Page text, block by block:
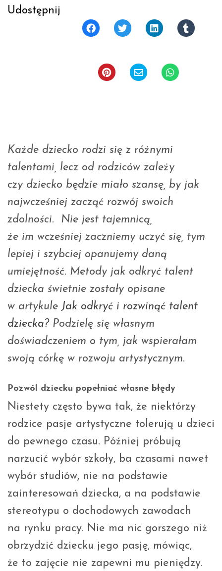
Udostępnij
Każde dziecko rodzi się z różnymi
talentami, lecz od rodziców zależy
czy dziecko będzie miało szansę, by jak
najwcześniej zacząć rozwój swoich
zdolności. Nie jest tajemnicą,
że im wcześniej zaczniemy uczyć się, tym
lepiej i szybciej opanujemy daną
umiejętność. Metody jak odkryć talent
dziecka świetnie zostały opisane
w artykule Jak odkryć i rozwinąć talent
dziecka?Podzielę się własnym
doświadczeniem o tym, jak wspierałam
swoją córkę w rozwoju artystycznym.
Pozwól dziecku popełniać własne błędy
Niestety często bywa tak, że niektórzy
rodzice pasje artystyczne tolerują u dzieci
do pewnego czasu. Później próbują
narzucić wybór szkoły, ba czasami nawet
wybór studiów, nie na podstawie
zainteresowań dziecka, a na podstawie
stereotypu o dochodowych zawodach
na rynku pracy. Nie ma nic gorszego niż
obrzydzić dziecku jego pasję, mówiąc,
że to zajęcie nie zapewni mu pieniędzy.